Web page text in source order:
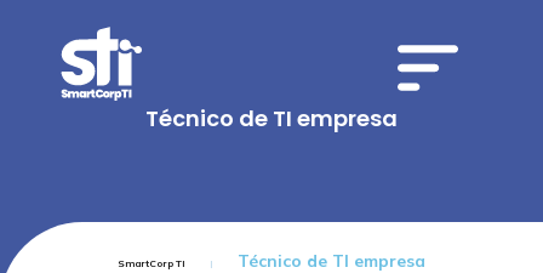
Técnico de TI empresa
SmartCorp TI Técnico de TI empresa